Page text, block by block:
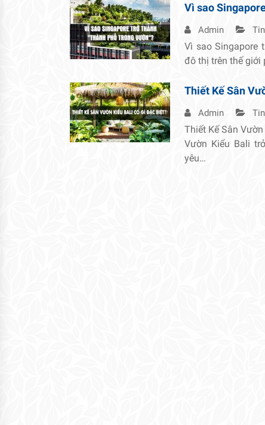
Vì sao
Admin
Vì sao Singapore
đô thị trên thế giới
Thiết Kế Sân
Admin
Thiết Kế Sân
Vườn Kiểu Bali
yêu…